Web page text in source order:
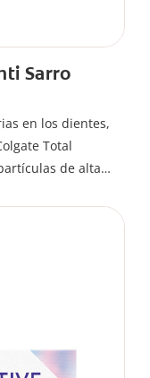
Sarro
en los dientes,
Total
de alta